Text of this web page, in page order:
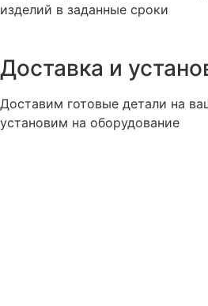
изделий в заданные сроки
Доставка и
Доставим готовые детали на
установим на оборудование